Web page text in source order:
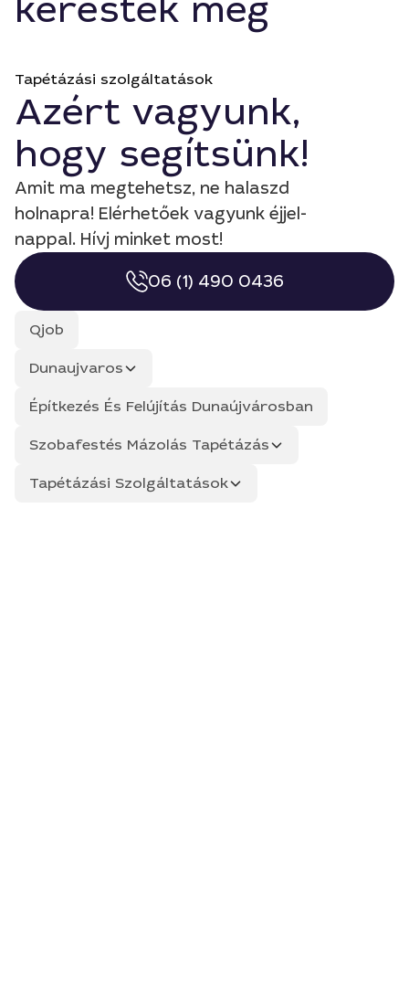
keresték még
Tapétázási szolgáltatások
Azért vagyunk,
hogy segítsünk!
Amit ma megtehetsz, ne halaszd
holnapra! Elérhetőek vagyunk éjjel-
nappal. Hívj minket most!
06 (1) 490 0436
Qjob
Dunaujvaros
Építkezés És Felújítás Dunaújvárosban
Szobafestés Mázolás Tapétázás
Tapétázási Szolgáltatások